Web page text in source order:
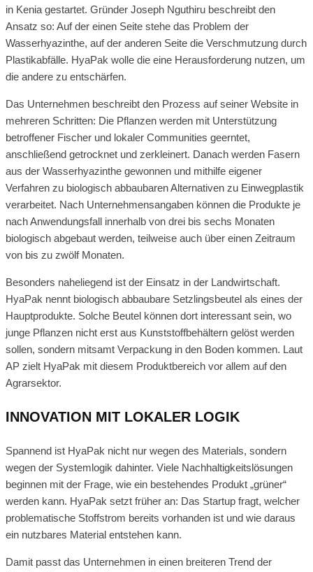
in Kenia gestartet. Gründer Joseph Nguthiru beschreibt den
Ansatz so: Auf der einen Seite stehe das Problem der
Wasserhyazinthe, auf der anderen Seite die Verschmutzung durch
Plastikabfälle. HyaPak wolle die eine Herausforderung nutzen, um
die andere zu entschärfen.
Das Unternehmen beschreibt den Prozess auf seiner Website in
mehreren Schritten: Die Pflanzen werden mit Unterstützung
betroffener Fischer und lokaler Communities geerntet,
anschließend getrocknet und zerkleinert. Danach werden Fasern
aus der Wasserhyazinthe gewonnen und mithilfe eigener
Verfahren zu biologisch abbaubaren Alternativen zu Einwegplastik
verarbeitet. Nach Unternehmensangaben können die Produkte je
nach Anwendungsfall innerhalb von drei bis sechs Monaten
biologisch abgebaut werden, teilweise auch über einen Zeitraum
von bis zu zwölf Monaten.
Besonders naheliegend ist der Einsatz in der Landwirtschaft.
HyaPak nennt biologisch abbaubare Setzlingsbeutel als eines der
Hauptprodukte. Solche Beutel können dort interessant sein, wo
junge Pflanzen nicht erst aus Kunststoffbehältern gelöst werden
sollen, sondern mitsamt Verpackung in den Boden kommen. Laut
AP zielt HyaPak mit diesem Produktbereich vor allem auf den
Agrarsektor.
INNOVATION MIT LOKALER LOGIK
Spannend ist HyaPak nicht nur wegen des Materials, sondern
wegen der Systemlogik dahinter. Viele Nachhaltigkeitslösungen
beginnen mit der Frage, wie ein bestehendes Produkt „grüner“
werden kann. HyaPak setzt früher an: Das Startup fragt, welcher
problematische Stoffstrom bereits vorhanden ist und wie daraus
ein nutzbares Material entstehen kann.
Damit passt das Unternehmen in einen breiteren Trend der